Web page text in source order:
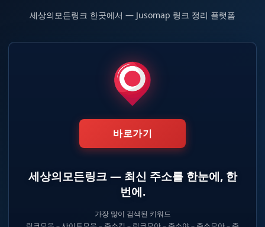
컨
로
건
너
기
세상의모든링크 한곳에서 — Jusomap 링크 정리 플랫폼
바로가기
세상의모든링크 — 최신 주소를 한눈에, 한
번에.
가장 많이 검색된 키워드